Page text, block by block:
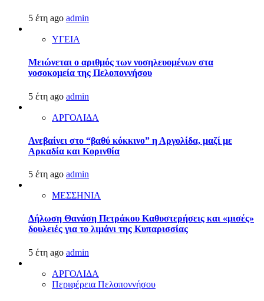
5 έτη ago admin
ΥΓΕΙΑ
Μειώνεται ο αριθμός των νοσηλευομένων στα
νοσοκομεία της Πελοποννήσου
5 έτη ago admin
ΑΡΓΟΛΙΔΑ
Ανεβαίνει στο “βαθύ κόκκινο” η Αργολίδα, μαζί με
Αρκαδία και Κορινθία
5 έτη ago admin
ΜΕΣΣΗΝΙΑ
Δήλωση Θανάση Πετράκου Καθυστερήσεις και «μισές»
δουλειές για το λιμάνι της Κυπαρισσίας
5 έτη ago admin
ΑΡΓΟΛΙΔΑ
Περιφέρεια Πελοποννήσου